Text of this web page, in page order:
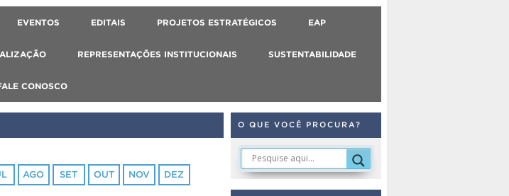
EVENTOS EDITAIS PROJETOS ESTRATÉGICOS EAP
REPRESENTAÇÕES INSTITUCIONAIS SUSTENTABILIDADE
CONOSCO
AGO SET OUT NOV DEZ
O QUE VOCÊ PROCURA?